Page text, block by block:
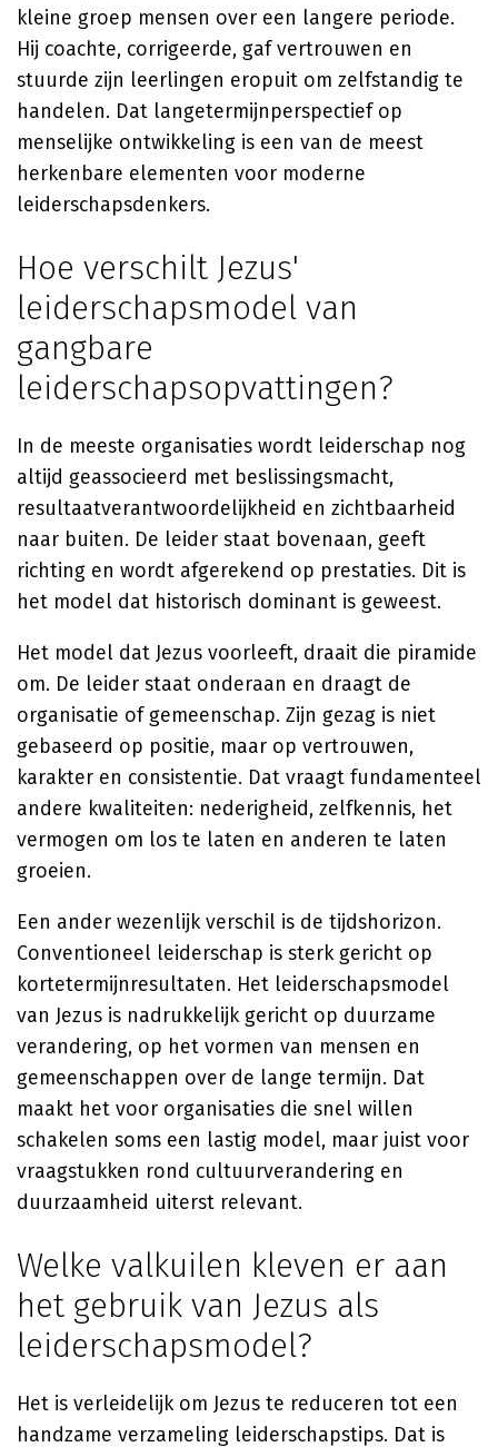
kleine groep mensen over een langere periode.
Hij coachte, corrigeerde, gaf vertrouwen en
stuurde zijn leerlingen eropuit om zelfstandig te
handelen. Dat langetermijnperspectief op
menselijke ontwikkeling is een van de meest
herkenbare elementen voor moderne
leiderschapsdenkers.
Hoe verschilt Jezus'
leiderschapsmodel van
gangbare
leiderschapsopvattingen?
In de meeste organisaties wordt leiderschap nog
altijd geassocieerd met beslissingsmacht,
resultaatverantwoordelijkheid en zichtbaarheid
naar buiten. De leider staat bovenaan, geeft
richting en wordt afgerekend op prestaties. Dit is
het model dat historisch dominant is geweest.
Het model dat Jezus voorleeft, draait die piramide
om. De leider staat onderaan en draagt de
organisatie of gemeenschap. Zijn gezag is niet
gebaseerd op positie, maar op vertrouwen,
karakter en consistentie. Dat vraagt fundamenteel
andere kwaliteiten: nederigheid, zelfkennis, het
vermogen om los te laten en anderen te laten
groeien.
Een ander wezenlijk verschil is de tijdshorizon.
Conventioneel leiderschap is sterk gericht op
kortetermijnresultaten. Het leiderschapsmodel
van Jezus is nadrukkelijk gericht op duurzame
verandering, op het vormen van mensen en
gemeenschappen over de lange termijn. Dat
maakt het voor organisaties die snel willen
schakelen soms een lastig model, maar juist voor
vraagstukken rond cultuurverandering en
duurzaamheid uiterst relevant.
Welke valkuilen kleven er aan
het gebruik van Jezus als
leiderschapsmodel?
Het is verleidelijk om Jezus te reduceren tot een
handzame verzameling leiderschapstips. Dat is